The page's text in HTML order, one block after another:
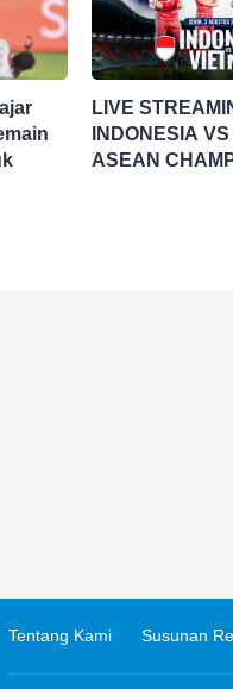
LIVE
INDONESIA
ASEAN
Tentang Kami Susunan